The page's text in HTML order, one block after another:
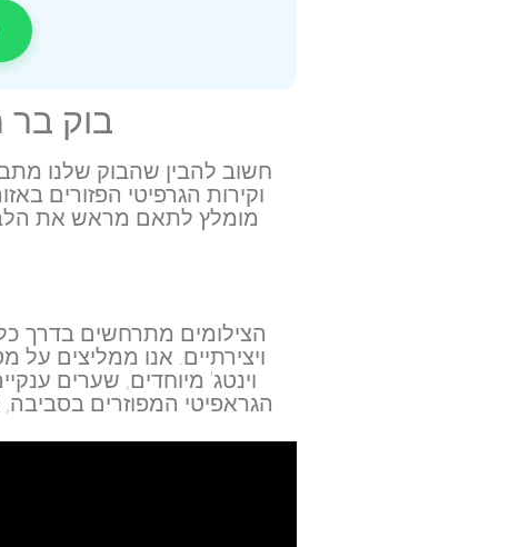
בוק
חשוב להבין שהבוק שלנו
וקירות הגרפיטי הפזורים
מומלץ לתאם מראש את
הצילומים מתרחשים בדרך
ויצירתיים. אנו ממליצים
וינטג' מיוחדים, שערים
הגראפיטי המפוזרים בסביבה,